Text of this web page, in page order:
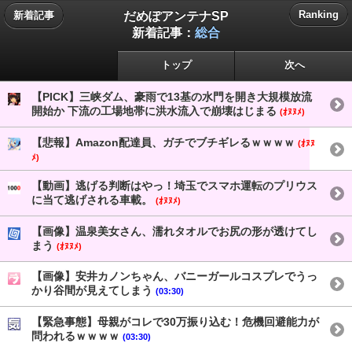
新着記事
だめぽアンテナSP
新着記事： 総合
Ranking
トップ 次へ
【PICK】三峡ダム、豪雨で13基の水門を開き大規模放流
開始か 下流の工場地帯に洪水流入で崩壊はじまる (ｵﾇﾇﾒ)
【悲報】Amazon配達員、ガチでブチギレるｗｗｗｗ (ｵﾇﾇ
ﾒ)
【動画】逃げる判断はやっ！埼玉でスマホ運転のプリウス
に当て逃げされる車載。
(ｵﾇﾇﾒ)
【画像】温泉美女さん、濡れタオルでお尻の形が透けてし
まう (ｵﾇﾇﾒ)
【画像】安井カノンちゃん、バニーガールコスプレでうっ
かり谷間が見えてしまう (03:30)
【緊急事態】母親がコレで30万振り込む！危機回避能力が
問われるｗｗｗｗ (03:30)